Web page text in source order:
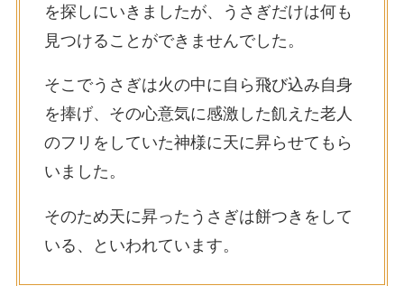
を探しにいきましたが、うさぎだけは何も
見つけることができませんでした。
そこでうさぎは火の中に自ら飛び込み自身
を捧げ、その心意気に感激した飢えた老人
のフリをしていた神様に天に昇らせてもら
いました。
そのため天に昇ったうさぎは餅つきをして
いる、といわれています。